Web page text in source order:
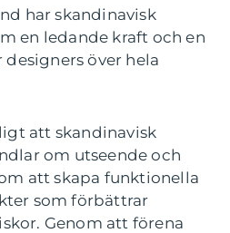
har skandinavisk
en ledande kraft och en
över hela
att skandinavisk
om utseende och
att skapa funktionella
som förbättrar
Genom att förena